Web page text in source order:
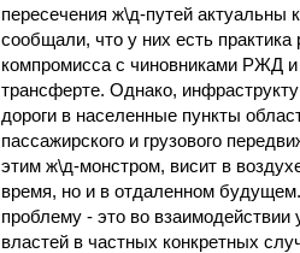
пересечения ж\д-путей
сообщали, что у них есть
компромисса с чиновниками РЖД
трансферте. Однако,
дороги в населенные пункты
пассажирского и грузового
этим ж\д-монстром, висит в
время, но и в отдаленном
проблему - это во
властей в частных конкретных